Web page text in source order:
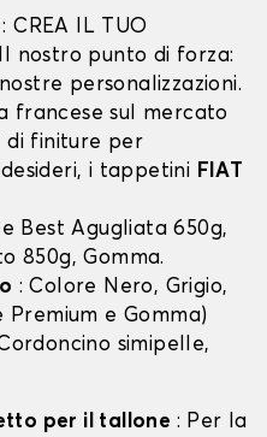
: CREA IL TUO
Il nostro punto di forza:
personalizzazioni.
francese sul mercato
finiture per
i tappetini FIAT
Best Agugliata 650g,
850g, Gomma.
: Colore Nero, Grigio,
e Gomma)
simipelle,
per il tallone : Per la